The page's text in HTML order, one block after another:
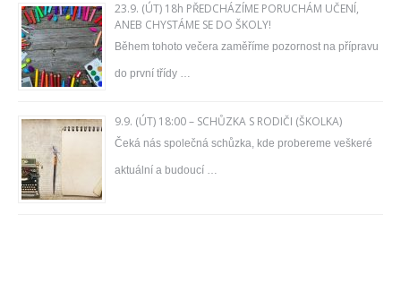
23.9. (ÚT) 18h PŘEDCHÁZÍME PORUCHÁM UČENÍ,
ANEB CHYSTÁME SE DO ŠKOLY!
Během tohoto večera zaměříme pozornost na přípravu
do první třídy …
9.9. (ÚT) 18:00 – SCHŮZKA S RODIČI (ŠKOLKA)
Čeká nás společná schůzka, kde probereme veškeré
aktuální a budoucí …